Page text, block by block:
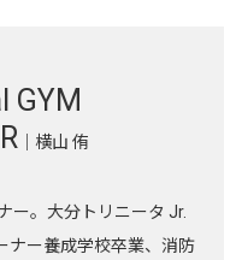
GYM
｜横山 侑
ー。大分トリニータ Jr.
ナー養成学校卒業、消防